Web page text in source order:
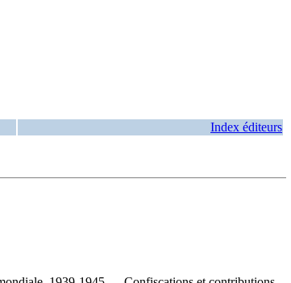
Index éditeurs